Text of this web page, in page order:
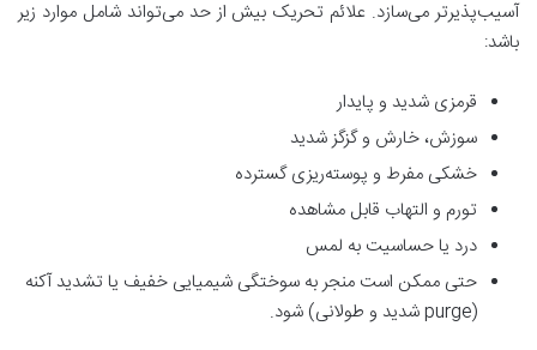
آسیب‌پذیرتر می‌سازد. علائم تحریک بیش از حد می‌تواند شامل موارد زیر
باشد:
قرمزی شدید و پایدار
سوزش، خارش و گزگز شدید
خشکی مفرط و پوسته‌ریزی گسترده
تورم و التهاب قابل مشاهده
درد یا حساسیت به لمس
حتی ممکن است منجر به سوختگی شیمیایی خفیف یا تشدید آکنه
(purge شدید و طولانی) شود.